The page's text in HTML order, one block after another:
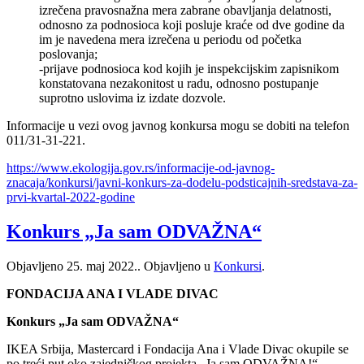
izrečena pravosnažna mera zabrane obavljanja delatnosti,
odnosno za podnosioca koji posluje kraće od dve godine da
im je navedena mera izrečena u periodu od početka
poslovanja;
-prijave podnosioca kod kojih je inspekcijskim zapisnikom
konstatovana nezakonitost u radu, odnosno postupanje
suprotno uslovima iz izdate dozvole.
Informacije u vezi ovog javnog konkursa mogu se dobiti na telefon
011/31-31-221.
https://www.ekologija.gov.rs/informacije-od-javnog-
znacaja/konkursi/javni-konkurs-za-dodelu-podsticajnih-sredstava-za-
prvi-kvartal-2022-godine
Konkurs „Ja sam ODVAŽNA“
Objavljeno 25. maj 2022.. Objavljeno u Konkursi.
FONDACIJA ANA I VLADE DIVAC
Konkurs „Ja sam ODVAŽNA“
IKEA Srbija, Mastercard i Fondacija Ana i Vlade Divac okupile se